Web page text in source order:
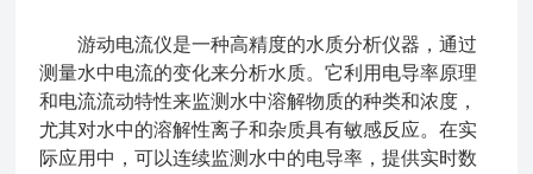
游动电流仪是一种高精度的水质分析仪器，通过
测量水中电流的变化来分析水质。它利用电导率原理
和电流流动特性来监测水中溶解物质的种类和浓度，
尤其对水中的溶解性离子和杂质具有敏感反应。在实
际应用中，可以连续监测水中的电导率，提供实时数